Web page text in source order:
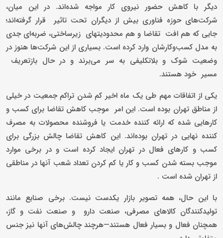
دیگر با کاهش حضور نیروی کار مواجه شده‌اند. در این میان،
شرکت‌های حوزه فناوری بیش از دیگران تحت تاثیر قرار گرفته‌اند؛
جایی که هم افت تقاضا و هم محدودیتهای زیرساختی، ضربه‌ای جدی
به مدل کسب‌وکارشان وارد کرده است. بسیاری از این شرکت‌ها هنوز در
وضعیت شوک و بلاتکلیفی به سر می‌برند و در حال بازتعریف
مسیر خود هستند.
یکی از اتفاقات مهم طی یک ماه اخیر کم شدن تراکم جمعیت در خیلی
از مناطق تهران بوده است. این امر موجب کاهش تقاضا برای کسب و
کارهایی شده که ارائه کننده خدمت یا فروشنده محصولات به مصرف
کننده نهایی در تهران بوده‌اند. این کاهش تقاضا چالش بزرگی برای
کسب و کارهای فعال در تهران ایجاد کرده است و در برخی موارد
موجب بسته شدن کسب و کار یا کم کردن تعداد شعب آنها در مناطقی
از تهران شده است .
با این حال، همه تصویر بازار یکدست نیست. برخی صنایع مانند
تولیدکنندگان کالاهای مصرفی، صنعت دارو و صنعت نفت و گاز،
همچنان فعال و بسیار فعال هستند—هرچند چالش‌های آنها نیز جنس